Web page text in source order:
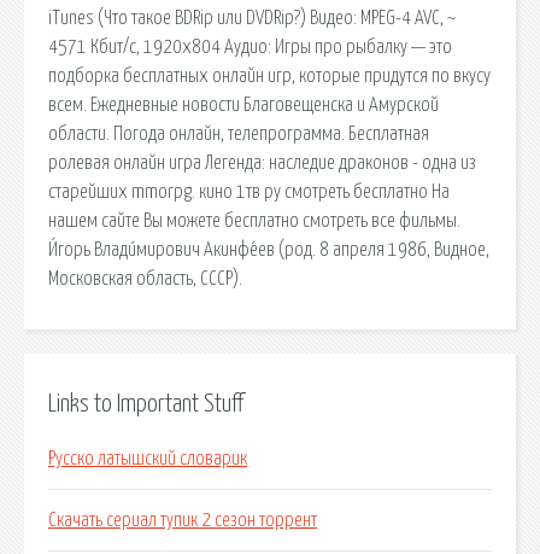
iTunes (Что такое BDRip или DVDRip?) Видео: MPEG-4 AVC, ~
4571 Кбит/с, 1920x804 Аудио: Игры про рыбалку — это
подборка бесплатных онлайн игр, которые придутся по вкусу
всем. Ежедневные новости Благовещенска и Амурской
области. Погода онлайн, телепрограмма. Бесплатная
ролевая онлайн игра Легенда: наследие драконов - одна из
старейших mmorpg. кино 1тв ру смотреть бесплатно На
нашем сайте Вы можете бесплатно смотреть все фильмы.
И́горь Влади́мирович Акинфе́ев (род. 8 апреля 1986, Видное,
Московская область, СССР).
Links to Important Stuff
Русско латышский словарик
Скачать сериал тупик 2 сезон торрент